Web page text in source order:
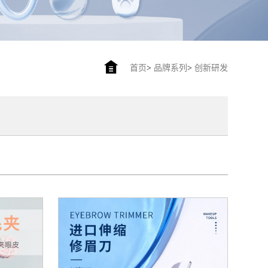
首页> 品牌系列 > 创新研发